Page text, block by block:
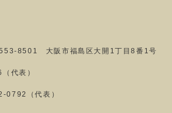
8501 大阪市福島区大開1丁目8番1号
代表）
0792（代表）